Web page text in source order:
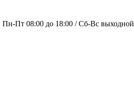
Пн-Пт 08:00 до 18:00 / Сб-Вс выходной